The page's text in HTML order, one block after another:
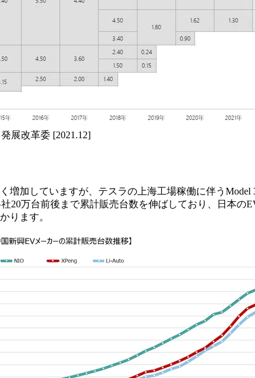
展改革委 [2021.12]
増加していますが、テスラの上海工場稼働に伴う
20万台前後まで累計販売台数を伸ばしており、日本
ります。